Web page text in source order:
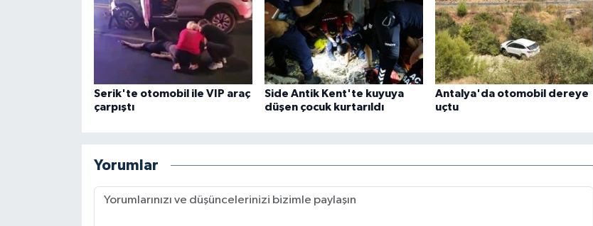
Serik'te otomobil ile VIP araç
çarpıştı
Side Antik Kent'te kuyuya
düşen çocuk kurtarıldı
Antalya'da otomobil dereye
uçtu
Yorumlar